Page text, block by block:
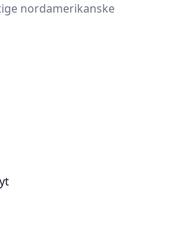
nordamerikanske